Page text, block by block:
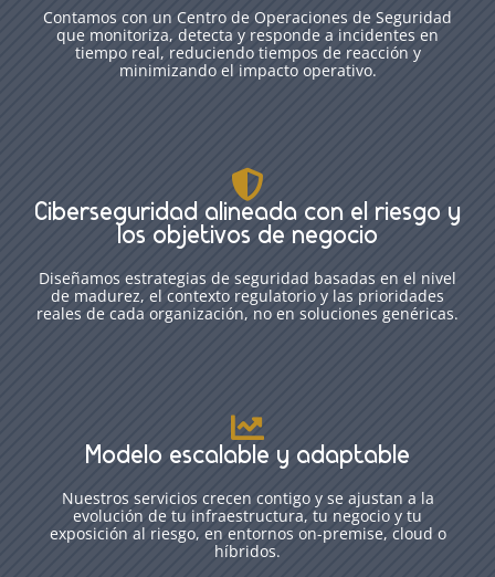
Contamos con un Centro de Operaciones de Seguridad
que monitoriza, detecta y responde a incidentes en
tiempo real, reduciendo tiempos de reacción y
minimizando el impacto operativo.

Ciberseguridad alineada con el riesgo y
los objetivos de negocio
Diseñamos estrategias de seguridad basadas en el nivel
de madurez, el contexto regulatorio y las prioridades
reales de cada organización, no en soluciones genéricas.

Modelo escalable y adaptable
Nuestros servicios crecen contigo y se ajustan a la
evolución de tu infraestructura, tu negocio y tu
exposición al riesgo, en entornos on-premise, cloud o
híbridos.